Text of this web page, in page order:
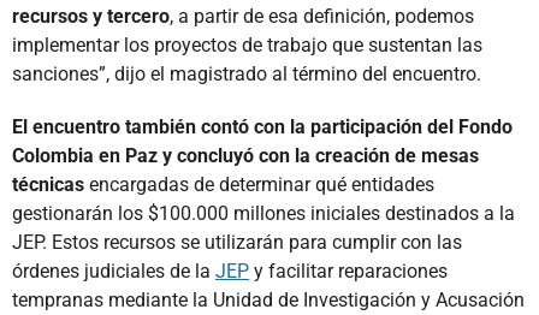
recursos y tercero, a partir de esa definición, podemos
implementar los proyectos de trabajo que sustentan las
sanciones”, dijo el magistrado al término del encuentro.
El encuentro también contó con la participación del Fondo
Colombia en Paz y concluyó con la creación de mesas
técnicas encargadas de determinar qué entidades
gestionarán los $100.000 millones iniciales destinados a la
JEP. Estos recursos se utilizarán para cumplir con las
órdenes judiciales de la JEP y facilitar reparaciones
tempranas mediante la Unidad de Investigación y Acusación